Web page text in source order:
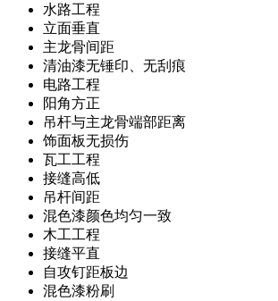
水路工程
立面垂直
主龙骨间距
清油漆无锤印、无刮痕
电路工程
阳角方正
吊杆与主龙骨端部距离
饰面板无损伤
瓦工工程
接缝高低
吊杆间距
混色漆颜色均匀一致
木工工程
接缝平直
自攻钉距板边
混色漆粉刷